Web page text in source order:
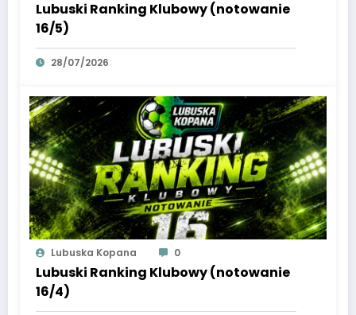
Lubuski Ranking Klubowy (notowanie
16/5)
28/07/2026
Lubuska Kopana 0
Lubuski Ranking Klubowy (notowanie
16/4)